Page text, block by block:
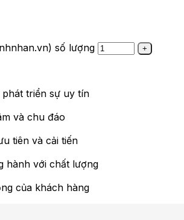
số lượng
triển sự uy tín
và chu đáo
tiên và cải tiến
hành với chất lượng
của khách hàng